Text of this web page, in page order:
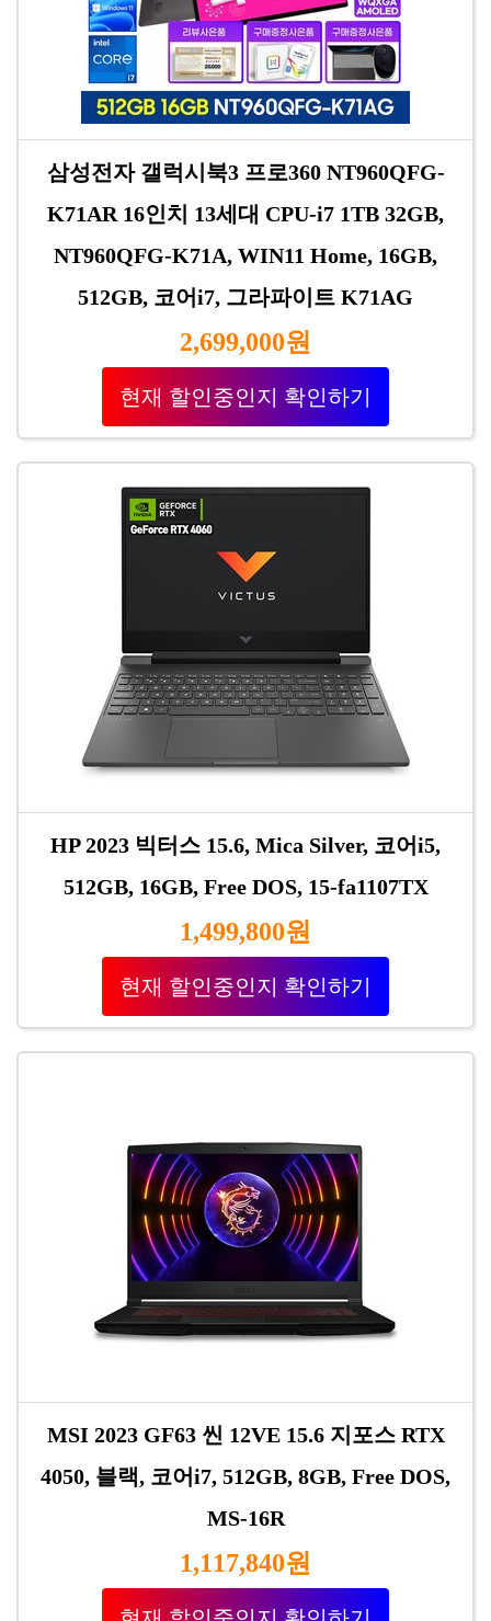
삼성전자 갤럭시북3 프로360 NT960QFG-
K71AR 16인치 13세대 CPU-i7 1TB 32GB,
NT960QFG-K71A, WIN11 Home, 16GB,
512GB, 코어i7, 그라파이트 K71AG
2,699,000원
현재 할인중인지 확인하기
HP 2023 빅터스 15.6, Mica Silver, 코어i5,
512GB, 16GB, Free DOS, 15-fa1107TX
1,499,800원
현재 할인중인지 확인하기
MSI 2023 GF63 씬 12VE 15.6 지포스 RTX
4050, 블랙, 코어i7, 512GB, 8GB, Free DOS,
MS-16R
1,117,840원